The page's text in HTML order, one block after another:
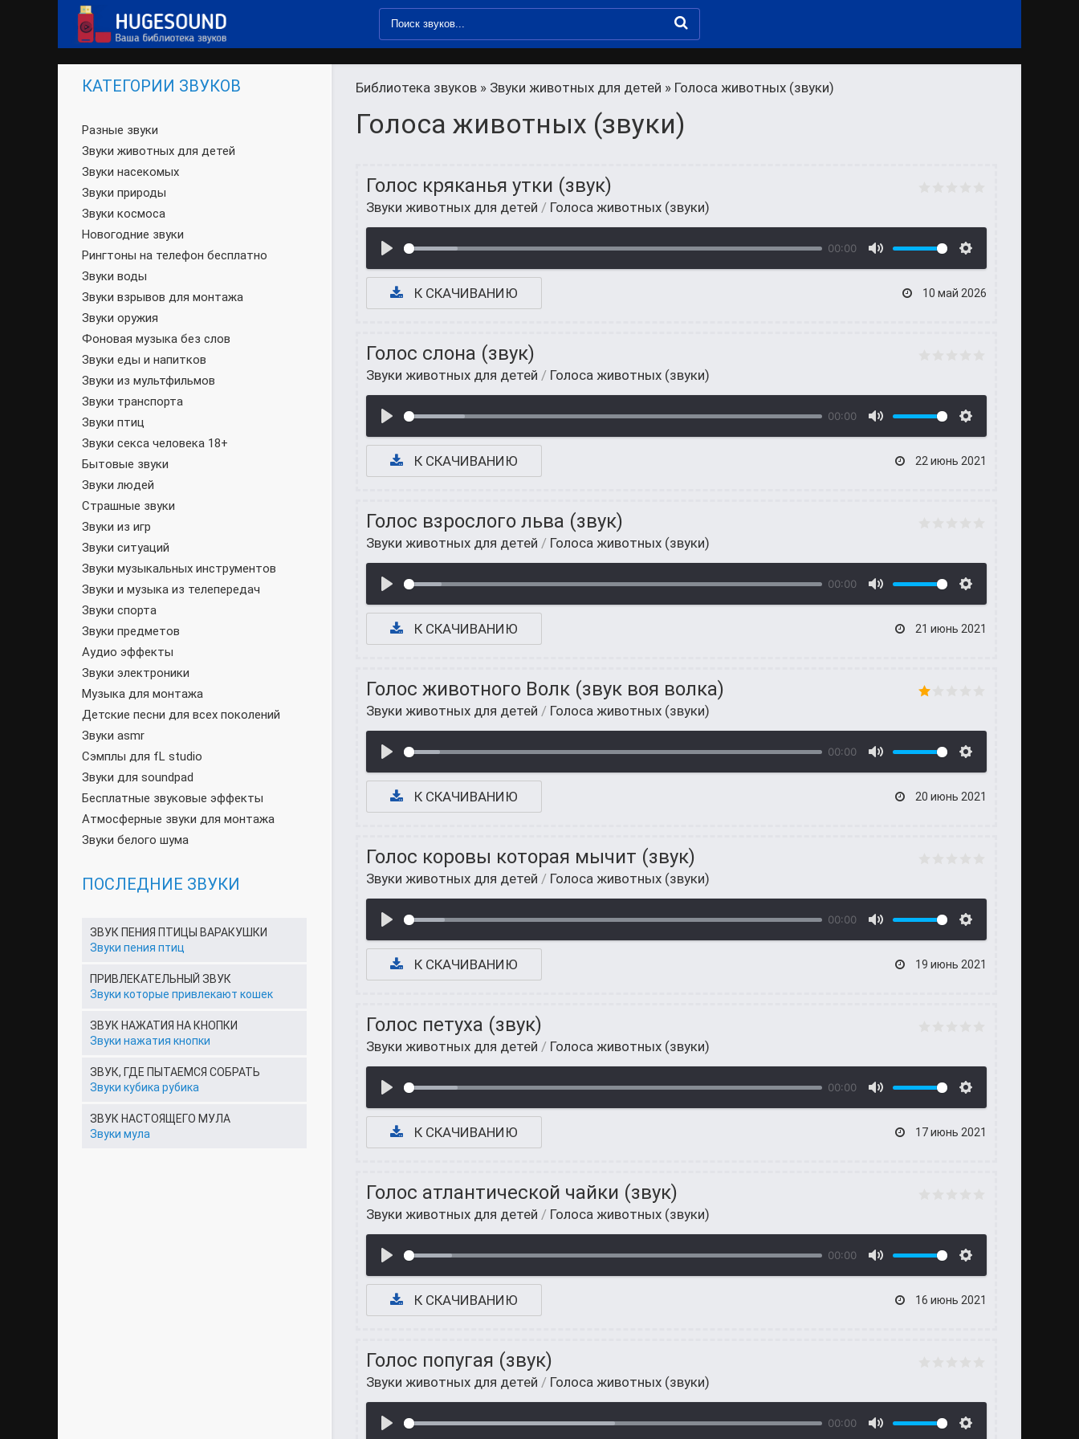
Библиотека звуков » Звуки животных для детей » Голоса животных (звуки)
Голоса животных (звуки)
Голос кряканья утки (звук)
Звуки животных для детей / Голоса животных (звуки)
00:00
К СКАЧИВАНИЮ 10 май 2026
Голос слона (звук)
Звуки животных для детей / Голоса животных (звуки)
00:00
К СКАЧИВАНИЮ 22 июнь 2021
Голос взрослого льва (звук)
Звуки животных для детей / Голоса животных (звуки)
00:00
К СКАЧИВАНИЮ 21 июнь 2021
Голос животного Волк (звук воя волка)
Звуки животных для детей / Голоса животных (звуки)
00:00
К СКАЧИВАНИЮ 20 июнь 2021
Голос коровы которая мычит (звук)
Звуки животных для детей / Голоса животных (звуки)
00:00
К СКАЧИВАНИЮ 19 июнь 2021
Голос петуха (звук)
Звуки животных для детей / Голоса животных (звуки)
00:00
К СКАЧИВАНИЮ 17 июнь 2021
Голос атлантической чайки (звук)
Звуки животных для детей / Голоса животных (звуки)
00:00
К СКАЧИВАНИЮ 16 июнь 2021
Голос попугая (звук)
Звуки животных для детей / Голоса животных (звуки)
00:00
КАТЕГОРИИ ЗВУКОВ
Разные звуки
Звуки животных для детей
Звуки насекомых
Звуки природы
Звуки космоса
Новогодние звуки
Рингтоны на телефон бесплатно
Звуки воды
Звуки взрывов для монтажа
Звуки оружия
Фоновая музыка без слов
Звуки еды и напитков
Звуки из мультфильмов
Звуки транспорта
Звуки птиц
Звуки секса человека 18+
Бытовые звуки
Звуки людей
Страшные звуки
Звуки из игр
Звуки ситуаций
Звуки музыкальных инструментов
Звуки и музыка из телепередач
Звуки спорта
Звуки предметов
Аудио эффекты
Звуки электроники
Музыка для монтажа
Детские песни для всех поколений
Звуки asmr
Сэмплы для fL studio
Звуки для soundpad
Бесплатные звуковые эффекты
Атмосферные звуки для монтажа
Звуки белого шума
ПОСЛЕДНИЕ ЗВУКИ
ЗВУК ПЕНИЯ ПТИЦЫ ВАРАКУШКИ
Звуки пения птиц
ПРИВЛЕКАТЕЛЬНЫЙ ЗВУК
Звуки которые привлекают кошек
ЗВУК НАЖАТИЯ НА КНОПКИ
Звуки нажатия кнопки
ЗВУК, ГДЕ ПЫТАЕМСЯ СОБРАТЬ
Звуки кубика рубика
ЗВУК НАСТОЯЩЕГО МУЛА
Звуки мула